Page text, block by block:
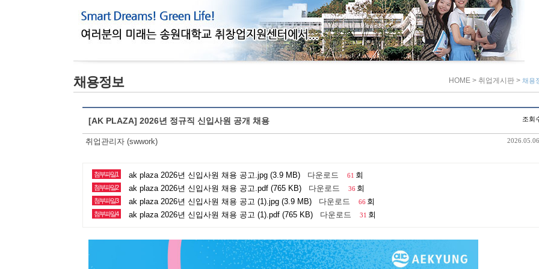
채용정보 HOME > 취업게시판 > 채용
[AK PLAZA] 2026년 정규직 신입사원 공개 채용 조회
취업관리자 (swwork)
첨부파일1 ak plaza 2026년 신입사원 채용 공고.jpg (3.9 MB) 다운로드 61 회
첨부파일2 ak plaza 2026년 신입사원 채용 공고.pdf (765 KB) 다운로드 36 회
첨부파일3 ak plaza 2026년 신입사원 채용 공고 (1).jpg (3.9 MB) 다운로드 66 회
첨부파일4 ak plaza 2026년 신입사원 채용 공고 (1).pdf (765 KB) 다운로드 31 회